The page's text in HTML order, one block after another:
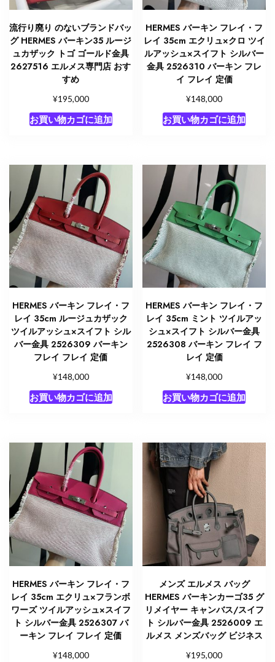
流行り廃り のないブランドバッ
グ HERMES バーキン35 ルージ
ュカザック トゴ ゴールド金具
2627516 エルメス専門店 おす
すめ
¥195,000
お買い物カゴに追加
HERMES バーキン フレイ・フ
レイ 35cm エクリュ×クロ ツイ
ルアッシュ×スイフト シルバー
金具 2526310 バーキン フレ
イ フレイ 定価
¥148,000
お買い物カゴに追加
HERMES バーキン フレイ・フ
レイ 35cm ルージュカザック
ツイルアッシュ×スイフト シル
バー金具 2526309 バーキン
フレイ フレイ 定価
¥148,000
お買い物カゴに追加
HERMES バーキン フレイ・フ
レイ 35cm ミント ツイルアッ
シュ×スイフト シルバー金具
2526308 バーキン フレイ フ
レイ 定価
¥148,000
お買い物カゴに追加
HERMES バーキン フレイ・フ
レイ 35cm エクリュ×フランボ
ワーズ ツイルアッシュ×スイフ
ト シルバー金具 2526307 バ
ーキン フレイ フレイ 定価
¥148,000
メンズ エルメス バッグ
HERMES バーキンカーゴ35 グ
リメイヤー キャンバス/スイフ
ト シルバー金具 2526009 エ
ルメス メンズバッグ ビジネス
¥195,000